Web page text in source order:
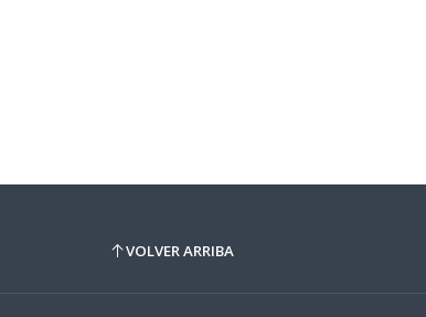
VOLVER ARRIBA